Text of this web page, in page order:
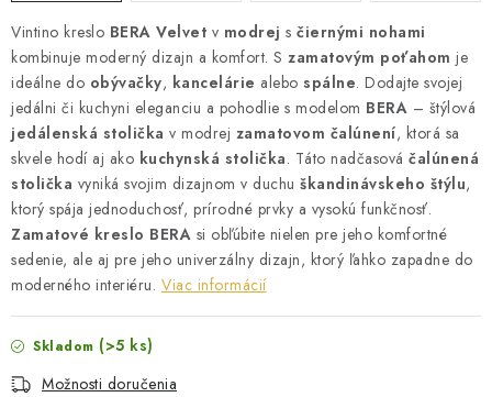
FAQ - NAJČASTEJŠIE OTÁZKY
Všeobecné obchodné podmienky
Reklamácia vrátenie tovaru
Kontakty
Vintino kreslo BERA Velvet v modrej s čiernými nohami
kombinuje moderný dizajn a komfort. S zamatovým poťahom je
ideálne do obývačky, kancelárie alebo spálne. Dodajte svojej
jedálni či kuchyni eleganciu a pohodlie s modelom BERA – štýlová
jedálenská stolička v modrej zamatovom čalúnení, ktorá sa
skvele hodí aj ako kuchynská stolička. Táto nadčasová čalúnená
stolička vyniká svojim dizajnom v duchu škandinávskeho štýlu,
ktorý spája jednoduchosť, prírodné prvky a vysokú funkčnosť.
Zamatové kreslo BERA si obľúbite nielen pre jeho komfortné
sedenie, ale aj pre jeho univerzálny dizajn, ktorý ľahko zapadne do
moderného interiéru. Viac informácií
Skladom (>5 ks)
Možnosti doručenia